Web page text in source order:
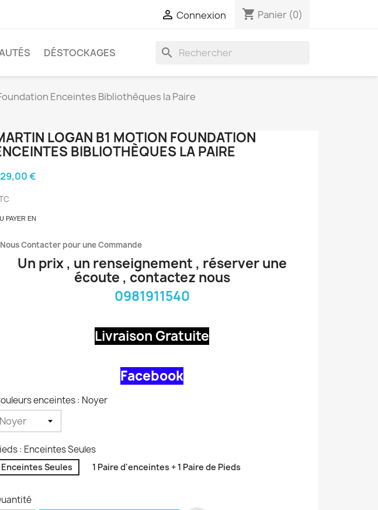
 Connexion shopping_cart Panier (0)
DÉSTOCKAGES search
Enceintes Bibliothèques la Paire
LOGAN B1 MOTION FOUNDATION
BIBLIOTHÈQUES LA PAIRE
€
PAYER EN
Nous Contacter pour une Commande
Un prix , un renseignement , réserver une
écoute , contactez nous
0981911540
Livraison Gratuite
Facebook
enceintes : Noyer
: Enceintes Seules
Enceintes Seules 1 Paire d'enceintes + 1 Paire de Pieds